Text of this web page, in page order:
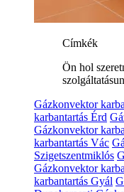
Címkék
Ön hol
Gázkonvektor
karbantartás Érd
Gázkonvektor
karbantartás Vác
Szigetszentmiklós
Gázkonvektor
karbantartás Gyál